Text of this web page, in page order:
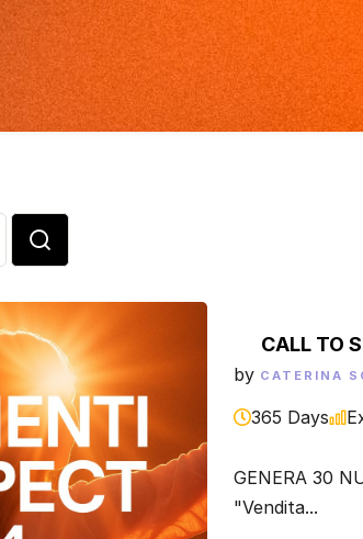
CALL TO
by CATERINA
365 Days
GENERA 30
"Vendita...